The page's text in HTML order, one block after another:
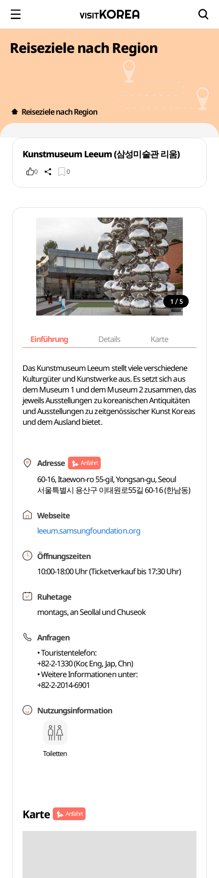
Reiseziele nach Region
Reiseziele nach Region
Kunstmuseum Leeum (삼성미술관 리움)
0 0
1 / 5
Einführung Details Karte
Das Kunstmuseum Leeum stellt viele verschiedene
Kulturgüter und Kunstwerke aus. Es setzt sich aus
dem Museum 1 und dem Museum 2 zusammen, das
jeweils Ausstellungen zu koreanischen Antiquitäten
und Ausstellungen zu zeitgenössischer Kunst Koreas
und dem Ausland bietet.
Adresse Anfahrt
60-16, Itaewon-ro 55-gil, Yongsan-gu, Seoul
서울특별시 용산구 이태원로55길 60-16 (한남동)
Webseite
leeum.samsungfoundation.org
Öffnungszeiten
10:00-18:00 Uhr (Ticketverkauf bis 17:30 Uhr)
Ruhetage
montags, an Seollal und Chuseok
Anfragen
• Touristentelefon:
+82-2-1330 (Kor, Eng, Jap, Chn)
• Weitere Informationen unter:
+82-2-2014-6901
Nutzungsinformation
Toiletten
Karte Anfahrt